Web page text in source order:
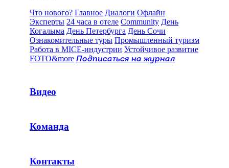
Что нового? Главное Диалоги Офлайн
Эксперты 24 часа в отеле Community День
Когалыма День Петербурга День Сочи
Ознакомительные туры Промышленный туризм
Работа в MICE-индустрии Устойчивое развитие
FOTO&more Подписаться на журнал
Видео
Команда
Контакты